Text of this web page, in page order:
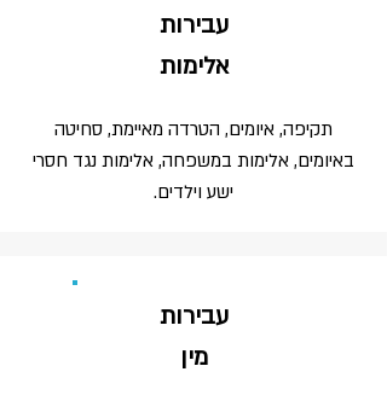
עבירות
אלימות
תקיפה, איומים, הטרדה מאיימת, סחיטה
באיומים, אלימות במשפחה, אלימות נגד חסרי
ישע וילדים.
עבירות
מין